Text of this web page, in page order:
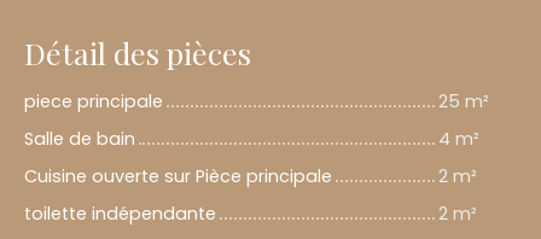
Détail des pièces
piece principale
25 m²
Salle de bain
4 m²
Cuisine ouverte sur Pièce principale
2 m²
toilette indépendante
2 m²